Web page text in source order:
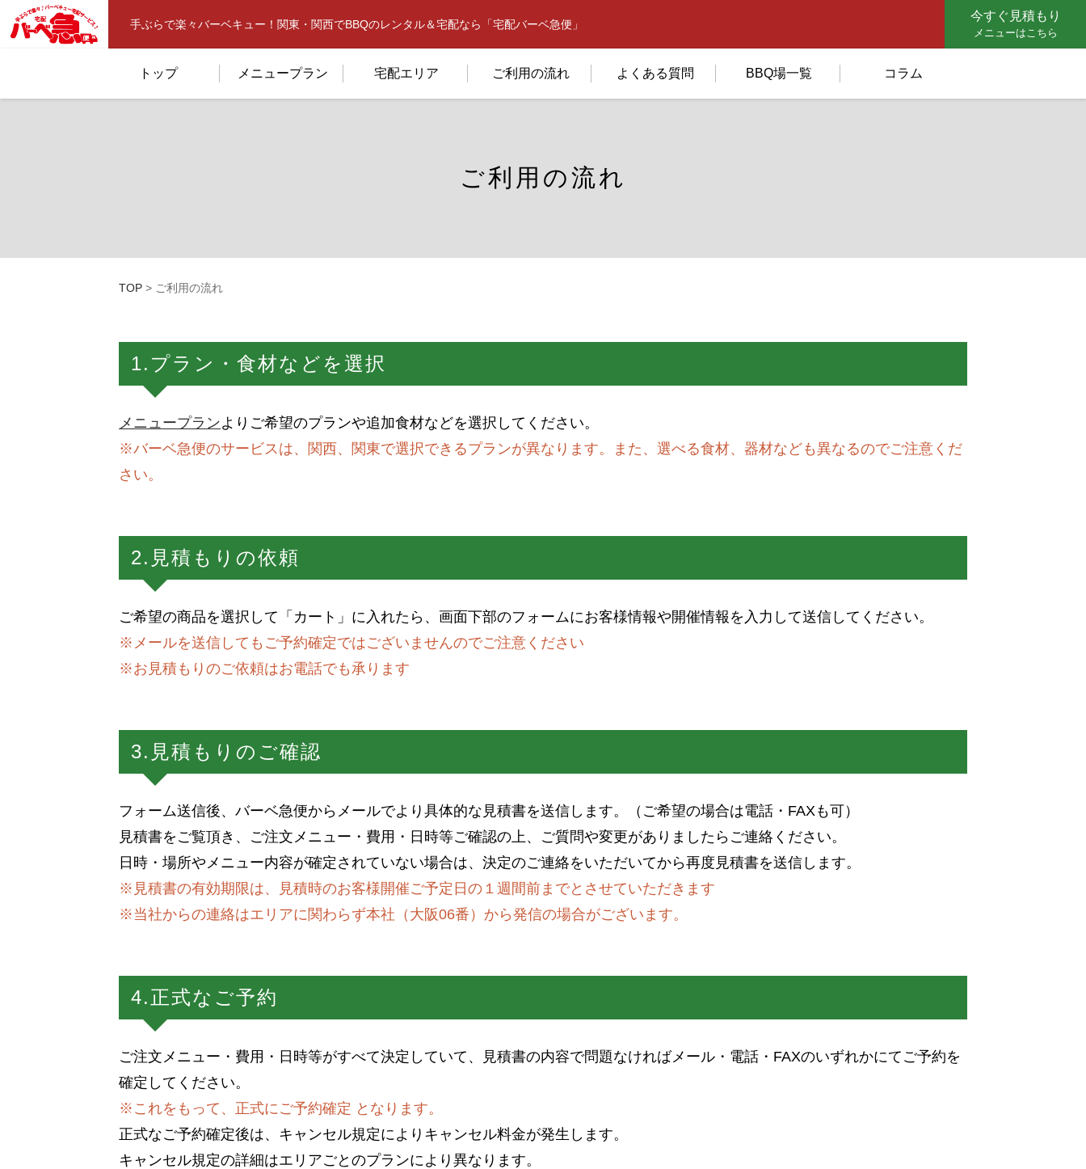
手ぶらで楽々バーベキュー！関東・関西でBBQのレンタル＆宅配なら「宅配バーベ急便」
今すぐ見積もり
メニューはこちら
トップ メニュープラン 宅配エリア ご利用の流れ よくある質問 BBQ場一覧 コラム
ご利用の流れ
TOP > ご利用の流れ
1.プラン・食材などを選択
メニュープランよりご希望のプランや追加食材などを選択してください。
※バーベ急便のサービスは、関西、関東で選択できるプランが異なります。また、選べる食材、器材なども異なるのでご注意くだ
さい。
2.見積もりの依頼
ご希望の商品を選択して「カート」に入れたら、画面下部のフォームにお客様情報や開催情報を入力して送信してください。
※メールを送信してもご予約確定ではございませんのでご注意ください
※お見積もりのご依頼はお電話でも承ります
3.見積もりのご確認
フォーム送信後、バーベ急便からメールでより具体的な見積書を送信します。（ご希望の場合は電話・FAXも可）
見積書をご覧頂き、ご注文メニュー・費用・日時等ご確認の上、ご質問や変更がありましたらご連絡ください。
日時・場所やメニュー内容が確定されていない場合は、決定のご連絡をいただいてから再度見積書を送信します。
※見積書の有効期限は、見積時のお客様開催ご予定日の１週間前までとさせていただきます
※当社からの連絡はエリアに関わらず本社（大阪06番）から発信の場合がございます。
4.正式なご予約
ご注文メニュー・費用・日時等がすべて決定していて、見積書の内容で問題なければメール・電話・FAXのいずれかにてご予約を
確定してください。
※これをもって、正式にご予約確定 となります。
正式なご予約確定後は、キャンセル規定によりキャンセル料金が発生します。
キャンセル規定の詳細はエリアごとのプランにより異なります。